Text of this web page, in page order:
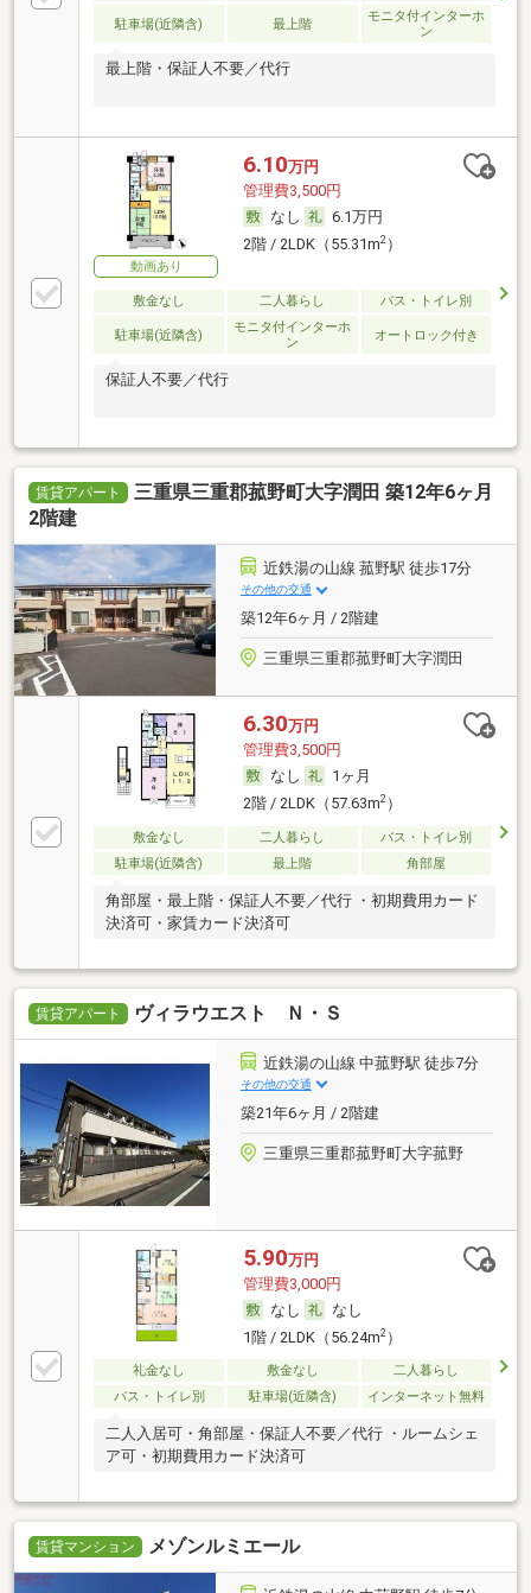
駐車場(近隣含) 最上階
モニタ付インターホ
ン
最上階・保証人不要／代行
動画あり
6.10万円
管理費3,500円
なし
6.1万円
2階 / 2LDK（55.31m2）
敷金なし 二人暮らし バス・トイレ別
駐車場(近隣含)
モニタ付インターホ
ン
オートロック付き
保証人不要／代行
賃貸アパート
三重県三重郡菰野町大字潤田 築12年6ヶ月
2階建
近鉄湯の山線 菰野駅 徒歩17分
その他の交通
築12年6ヶ月 / 2階建
三重県三重郡菰野町大字潤田
6.30万円
管理費3,500円
なし
1ヶ月
2階 / 2LDK（57.63m2）
敷金なし 二人暮らし
バス・トイレ別
駐車場(近隣含)
最上階 角部屋
角部屋・最上階・保証人不要／代行 ・初期費用カード
決済可・家賃カード決済可
賃貸アパート ヴィラウエスト Ｎ・Ｓ
近鉄湯の山線 中菰野駅 徒歩7分
その他の交通
築21年6ヶ月 / 2階建
三重県三重郡菰野町大字菰野
5.90万円
管理費3,000円
なし
なし
1階 / 2LDK（56.24m2）
礼金なし 敷金なし
二人暮らし
バス・トイレ別
駐車場(近隣含) インターネット無料
二人入居可・角部屋・保証人不要／代行 ・ルームシェ
ア可・初期費用カード決済可
賃貸マンション メゾンルミエール